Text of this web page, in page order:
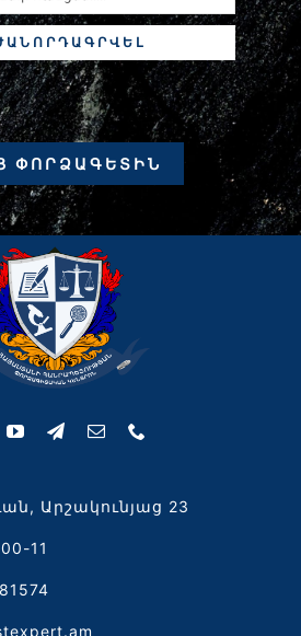
ՓՈՐՁԱԳԵՏԻՆ
Արշակունյաց 23
11